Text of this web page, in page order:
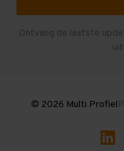
Gebruikte
Ontvang de laatste
© 2026 Multi Profiel